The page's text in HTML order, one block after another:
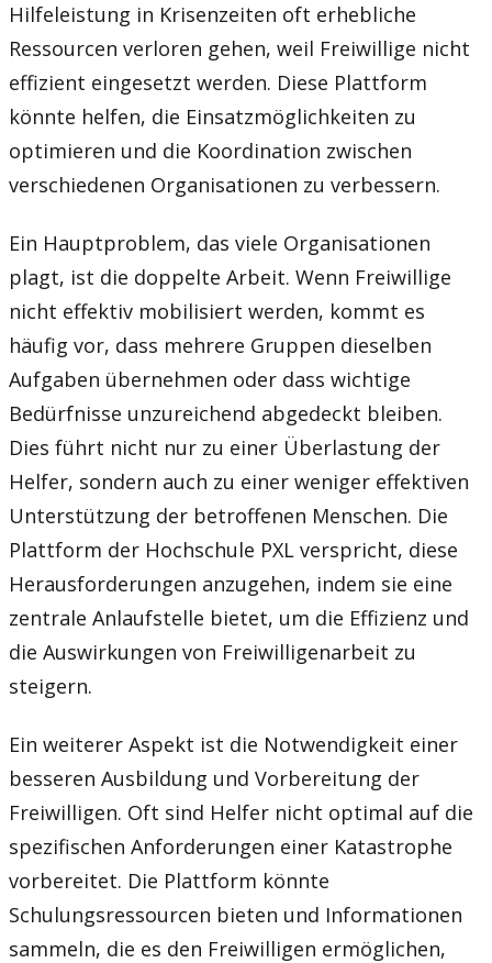
Hilfeleistung in Krisenzeiten oft erhebliche
Ressourcen verloren gehen, weil Freiwillige nicht
effizient eingesetzt werden. Diese Plattform
könnte helfen, die Einsatzmöglichkeiten zu
optimieren und die Koordination zwischen
verschiedenen Organisationen zu verbessern.
Ein Hauptproblem, das viele Organisationen
plagt, ist die doppelte Arbeit. Wenn Freiwillige
nicht effektiv mobilisiert werden, kommt es
häufig vor, dass mehrere Gruppen dieselben
Aufgaben übernehmen oder dass wichtige
Bedürfnisse unzureichend abgedeckt bleiben.
Dies führt nicht nur zu einer Überlastung der
Helfer, sondern auch zu einer weniger effektiven
Unterstützung der betroffenen Menschen. Die
Plattform der Hochschule PXL verspricht, diese
Herausforderungen anzugehen, indem sie eine
zentrale Anlaufstelle bietet, um die Effizienz und
die Auswirkungen von Freiwilligenarbeit zu
steigern.
Ein weiterer Aspekt ist die Notwendigkeit einer
besseren Ausbildung und Vorbereitung der
Freiwilligen. Oft sind Helfer nicht optimal auf die
spezifischen Anforderungen einer Katastrophe
vorbereitet. Die Plattform könnte
Schulungsressourcen bieten und Informationen
sammeln, die es den Freiwilligen ermöglichen,